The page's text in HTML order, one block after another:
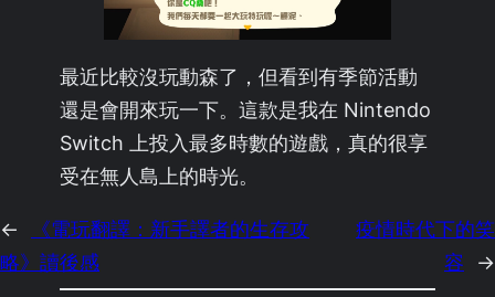
最近比較沒玩動森了，但看到有季節活動
還是會開來玩一下。這款是我在 Nintendo
Switch 上投入最多時數的遊戲，真的很享
受在無人島上的時光。
←
《電玩翻譯：新手譯者的生存攻
略》讀後感
疫情時代下的笑
容
→